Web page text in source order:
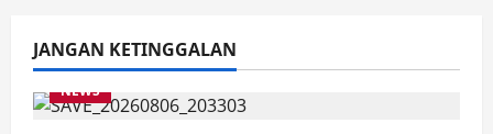
JANGAN KETINGGALAN
NEWS